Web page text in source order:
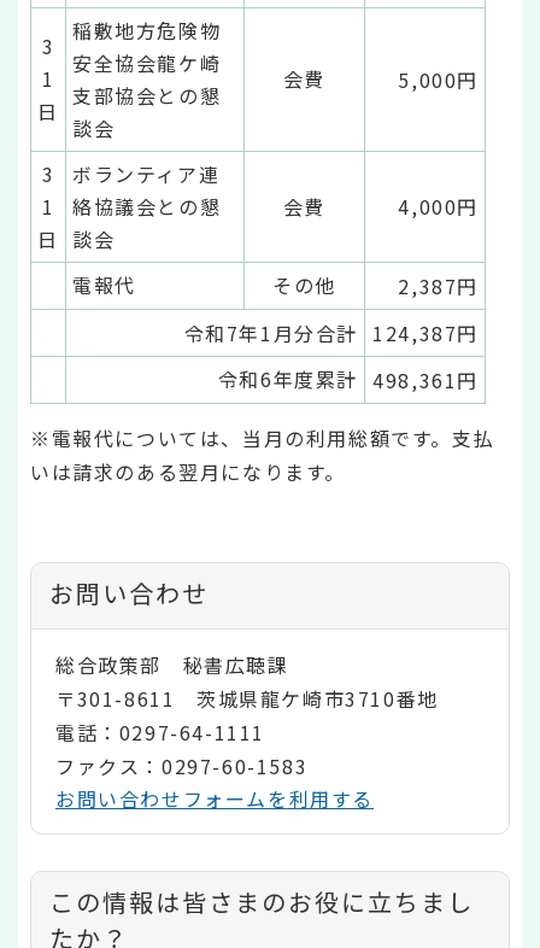
3
1
日
稲敷地方危険物
安全協会龍ケ崎
支部協会との懇
談会
会費 5,000円
3
1
日
ボランティア連
絡協議会との懇
談会
会費 4,000円
電報代 その他
2,387円
令和7年1月分合計
124,387円
令和6年度累計 498,361円
※電報代については、当月の利用総額です。支払
いは請求のある翌月になります。
お問い合わせ
総合政策部 秘書広聴課
〒301-8611 茨城県龍ケ崎市3710番地
電話：0297-64-1111
ファクス：0297-60-1583
お問い合わせフォームを利用する
コ
ン
この情報は皆さまのお役に立ちまし
たか？